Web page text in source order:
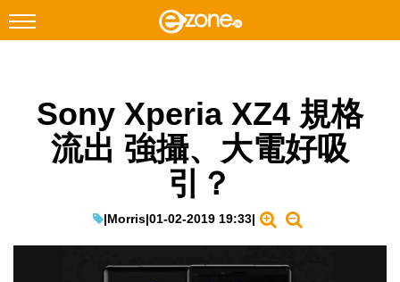
Facebook Instagram
科技焦點
教學評測
Sony Xperia XZ4 規格
流出 強攝、大電好吸
引？
|Morris|01-02-2019 19:33|